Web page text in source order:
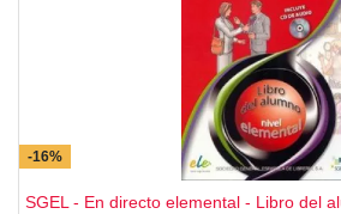
Español en
Innovations
Nuevo Avance Nuevo
Nuevo Español en Marcha
-16%
SGEL - En directo elemental - Libro del